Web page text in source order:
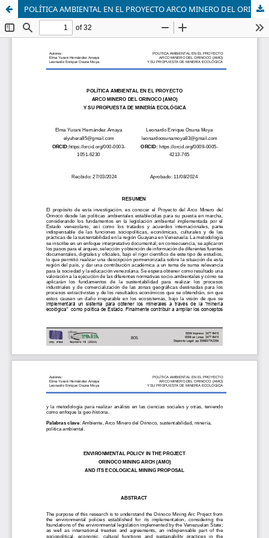
POLÍTICA AMBIENTAL EN EL PROYECTO ARCO MINERO DEL ORINOCO (AMO) Y SU PROPUESTA DE MINERÍA ECOLÓGICA